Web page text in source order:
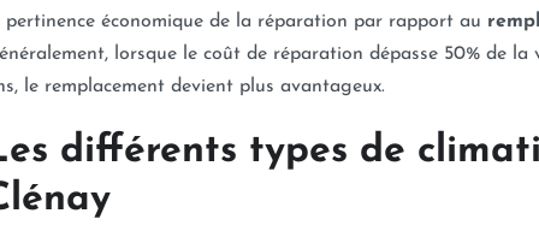
pertinence économique de la réparation par rapport au
lorsque le coût de réparation dépasse 50% de
le remplacement devient plus avantageux.
différents types de